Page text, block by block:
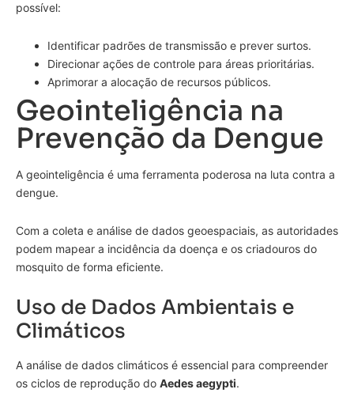
possível:
Identificar padrões de transmissão e prever surtos.
Direcionar ações de controle para áreas prioritárias.
Aprimorar a alocação de recursos públicos.
Geointeligência na
Prevenção da Dengue
A geointeligência é uma ferramenta poderosa na luta contra a
dengue.
Com a coleta e análise de dados geoespaciais, as autoridades
podem mapear a incidência da doença e os criadouros do
mosquito de forma eficiente.
Uso de Dados Ambientais e
Climáticos
A análise de dados climáticos é essencial para compreender
os ciclos de reprodução do Aedes aegypti.